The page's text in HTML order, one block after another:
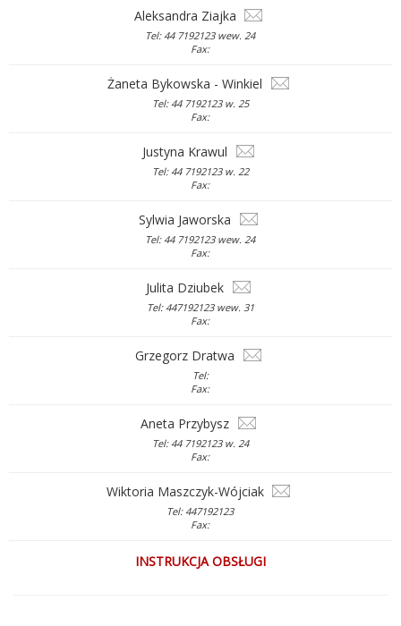
Aleksandra Ziajka
Tel: 44 7192123 wew. 24
Fax:
Żaneta Bykowska - Winkiel
Tel: 44 7192123 w. 25
Fax:
Justyna Krawul
Tel: 44 7192123 w. 22
Fax:
Sylwia Jaworska
Tel: 44 7192123 wew. 24
Fax:
Julita Dziubek
Tel: 447192123 wew. 31
Fax:
Grzegorz Dratwa
Tel:
Fax:
Aneta Przybysz
Tel: 44 7192123 w. 24
Fax:
Wiktoria Maszczyk-Wójciak
Tel: 447192123
Fax:
INSTRUKCJA OBSŁUGI